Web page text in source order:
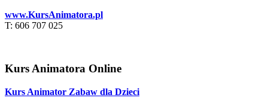
www.KursAnimatora.pl
T: 606 707 025
Kurs Animatora Online
Kurs Animator Zabaw dla Dzieci